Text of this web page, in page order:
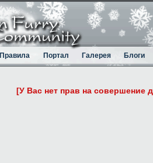
Правила Портал Галерея Блоги
[У Вас нет прав на совершение